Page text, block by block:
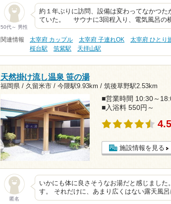
50代～ 男性
約１年ぶりに訪問、設備は変わってなかつ
ていた。 サウナに3回程入り、電気風呂の
関連情報 太宰府 カップル 太宰府 子連れOK 太宰府 ひとり
桜台駅
筑紫駅 天拝山駅
天然掛け流し温泉 笹の湯
福岡県 / 久留米市 / 今隈駅9.93km / 筑後草野駅2.53km
■営業時間 10:30～
■入浴料 550円～
施設情報を見る
匿名
いかにも体に良さそうなお湯だと感じまし
す。 それだけに、あまり広くはない露天風